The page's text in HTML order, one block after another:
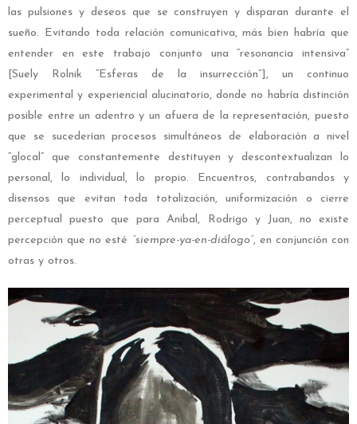
las pulsiones y deseos que se construyen y disparan durante el
sueño. Evitando toda relación comunicativa, más bien habría que
entender en este trabajo conjunto una “resonancia intensiva”
[Suely Rolnik “Esferas de la insurrección”], un continuo
experimental y experiencial alucinatorio, donde no habría distinción
posible entre un adentro y un afuera de la representación, puesto
que se sucederían procesos simultáneos de elaboración a nivel
“glocal” que constantemente destituyen y descontextualizan lo
personal, lo individual, lo propio. Encuentros, contrabandos y
disensos que evitan toda totalización, uniformización o cierre
perceptual puesto que para Anibal, Rodrigo y Juan, no existe
percepción que no esté “siempre-ya-en-diálogo”, en conjunción con
otras y otros.